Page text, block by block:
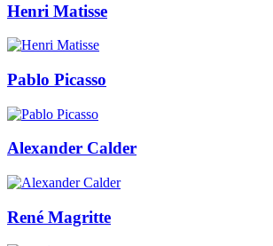
Henri Matisse
Pablo Picasso
Alexander Calder
René Magritte